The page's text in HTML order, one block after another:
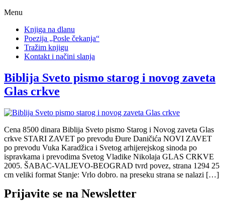
Menu
Knjiga na dlanu
Poezija „Posle čekanja“
Tražim knjigu
Kontakt i načini slanja
Biblija Sveto pismo starog i novog zaveta
Glas crkve
Cena 8500 dinara Biblija Sveto pismo Starog i Novog zaveta Glas
crkve STARI ZAVET po prevodu Đure Daničića NOVI ZAVET
po prevodu Vuka Karadžica i Svetog arhijerejskog sinoda po
ispravkama i prevodima Svetog Vladike Nikolaja GLAS CRKVE
2005. ŠABAC-VALJEVO-BEOGRAD tvrd povez, strana 1294 25
cm veliki format Stanje: Vrlo dobro. na preseku strana se nalazi […]
Prijavite se na Newsletter